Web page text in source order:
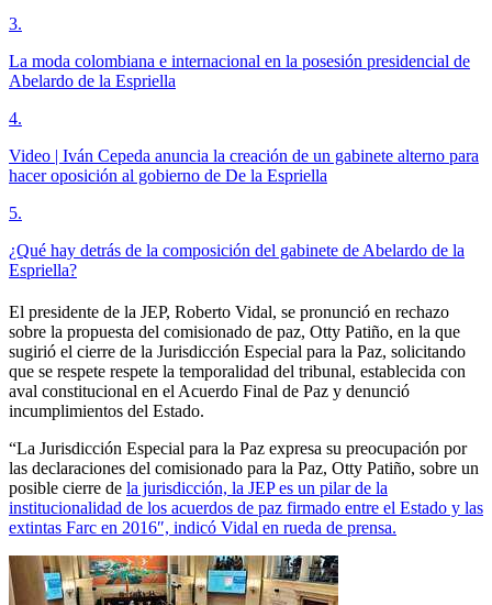
3.
La moda colombiana e internacional en la posesión presidencial de
Abelardo de la Espriella
4.
Video | Iván Cepeda anuncia la creación de un gabinete alterno para
hacer oposición al gobierno de De la Espriella
5.
¿Qué hay detrás de la composición del gabinete de Abelardo de la
Espriella?
El presidente de la JEP, Roberto Vidal, se pronunció en rechazo
sobre la propuesta del comisionado de paz, Otty Patiño, en la que
sugirió el cierre de la Jurisdicción Especial para la Paz, solicitando
que se respete respete la temporalidad del tribunal, establecida con
aval constitucional en el Acuerdo Final de Paz y denunció
incumplimientos del Estado.
“La Jurisdicción Especial para la Paz expresa su preocupación por
las declaraciones del comisionado para la Paz, Otty Patiño, sobre un
posible cierre de la jurisdicción, la JEP es un pilar de la
institucionalidad de los acuerdos de paz firmado entre el Estado y las
extintas Farc en 2016″, indicó Vidal en rueda de prensa.